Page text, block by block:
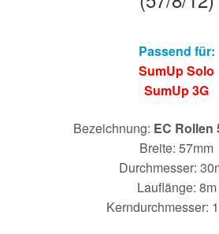
Passend für:
SumUp Solo
SumUp 3G
Bezeichnung: EC Rollen
Breite: 57mm
Durchmesser:
Lauflänge: 8m
Kerndurchmesser: